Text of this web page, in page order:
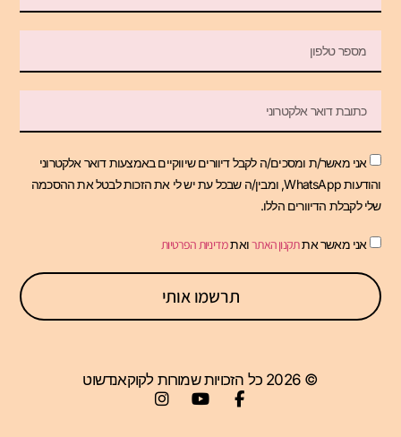
אני מאשר/ת ומסכים/ה לקבל דיוורים שיווקיים באמצעות דואר אלקטרוני
והודעות WhatsApp, ומבין/ה שבכל עת יש לי את הזכות לבטל את ההסכמה
שלי לקבלת הדיוורים הללו.
אני מאשר אתתקנון האתרואתמדיניות הפרטיות
תרשמו אותי
© 2026 כל הזכויות שמורות לקוקאנדשוט